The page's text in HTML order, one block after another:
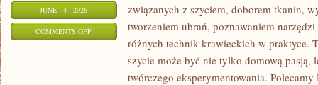
JUNE - 4 - 2026
COMMENTS OFFON
KRAWIECTWO
związanych z szyciem, doborem tkanin,
tworzeniem ubrań, poznawaniem
różnych technik krawieckich w praktyce.
szycie może być nie tylko domową pasją,
twórczego eksperymentowania.